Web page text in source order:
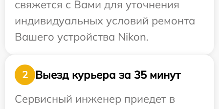
свяжется с Вами для уточнения
индивидуальных условий ремонта
Вашего устройства Nikon.
2
Выезд курьера за 35 минут
Сервисный инженер приедет в